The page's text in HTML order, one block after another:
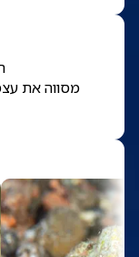
מסווה את